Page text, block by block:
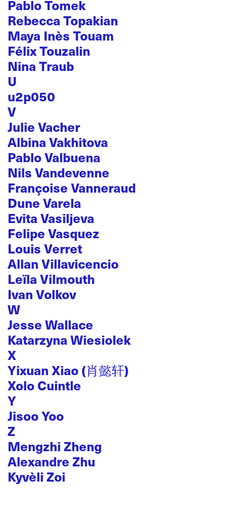
Pablo Tomek
Rebecca Topakian
Maya Inès Touam
Félix Touzalin
Nina Traub
U
u2p050
V
Julie Vacher
Albina Vakhitova
Pablo Valbuena
Nils Vandevenne
Françoise Vanneraud
Dune Varela
Evita Vasiljeva
Felipe Vasquez
Louis Verret
Allan Villavicencio
Leïla Vilmouth
Ivan Volkov
W
Jesse Wallace
Katarzyna Wiesiolek
X
Yixuan Xiao (肖懿轩)
Xolo Cuintle
Y
Jisoo Yoo
Z
Mengzhi Zheng
Alexandre Zhu
Kyvèli Zoi